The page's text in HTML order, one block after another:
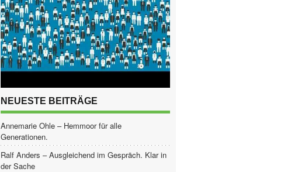
NEUESTE BEITRÄGE
Annemarie Ohle – Hemmoor für alle
Generationen.
Ralf Anders – Ausgleichend im Gespräch. Klar in
der Sache